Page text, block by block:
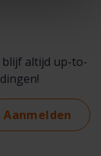
altijd up-to-
Aanmelden